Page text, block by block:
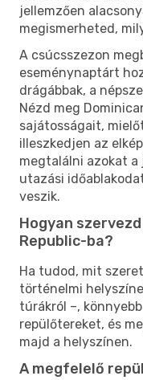
jellemzően
megismerheted,
A csúcsszezon
eseménynaptárt
drágábbak, a
Nézd meg
sajátosságait,
illeszkedjen az
megtalálni azokat a
utazási
veszik.
Hogyan
Republic-ba?
Ha tudod, mit
történelmi
túrákról –,
repülőtereket, és
majd a helyszínen.
A megfelelő